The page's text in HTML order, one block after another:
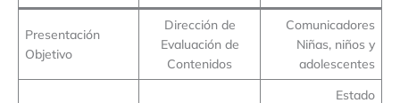
Presentación
Objetivo
Dirección de
Evaluación de
Contenidos
Comunicadores
Niñas, niños y
adolescentes
Estado